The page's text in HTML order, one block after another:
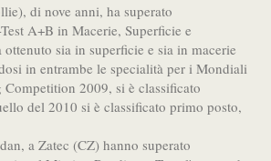
di nove anni, ha superato
A+B in Macerie, Superficie e
sia in superficie e sia in macerie
in entrambe le specialità per i Mondiali
2009, si è classificato
del 2010 si è classificato primo posto,
a Zatec (CZ) hanno superato